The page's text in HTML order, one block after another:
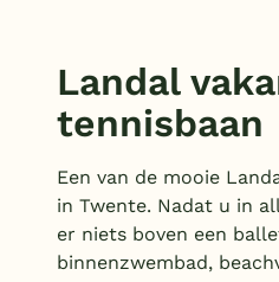
Landal
tennisbaan
Een van de mooie
in Twente. Nadat u in
er niets boven een
binnenzwembad,